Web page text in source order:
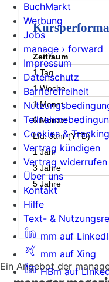
Zeitraum
1 Tag
1 Woche
1 Monat
6 Monate
Lfd. Jahr (YTD)
1 Jahr
3 Jahre
5 Jahre
Ein Angebot der
BuchMarkt
Werbung
Jobs
manage › forward
Impressum
Datenschutz
Barrierefreiheit
Cookies & Tracking
Vertrag kündigen
Vertrag widerrufen
Über uns
Kontakt
Hilfe
Text- &
mm auf
mm auf Xing
HBm auf